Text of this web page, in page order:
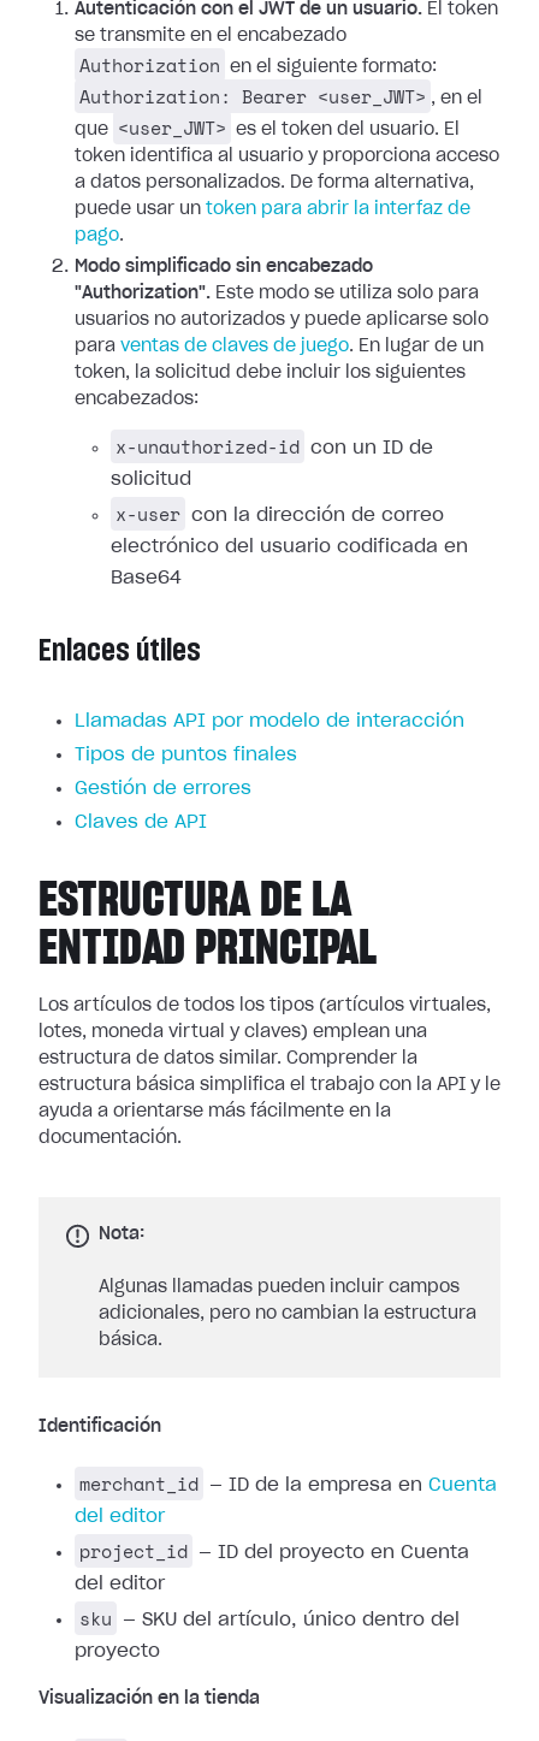
Autenticación con el JWT de un usuario. El token
se transmite en el encabezado
Authorization en el siguiente formato:
Authorization: Bearer <user_JWT> , en el
que
<user_JWT>
es el token del usuario. El
token identifica al usuario y proporciona acceso
a datos personalizados. De forma alternativa,
puede usar un token para abrir la interfaz de
pago.
Modo simplificado sin encabezado
"Authorization". Este modo se utiliza solo para
usuarios no autorizados y puede aplicarse solo
para ventas de claves de juego. En lugar de un
token, la solicitud debe incluir los siguientes
encabezados:
x-unauthorized-id con un ID de
solicitud
x-user con la dirección de correo
electrónico del usuario codificada en
Base64
Enlaces útiles
Llamadas API por modelo de interacción
Tipos de puntos finales
Gestión de errores
Claves de API
ESTRUCTURA DE LA
ENTIDAD PRINCIPAL
Los artículos de todos los tipos (artículos virtuales,
lotes, moneda virtual y claves) emplean una
estructura de datos similar. Comprender la
estructura básica simplifica el trabajo con la API y le
ayuda a orientarse más fácilmente en la
documentación.
Nota:
Algunas llamadas pueden incluir campos
adicionales, pero no cambian la estructura
básica.
Identificación
merchant_id — ID de la empresa en Cuenta
del editor
project_id
— ID del proyecto en Cuenta
del editor
sku
— SKU del artículo, único dentro del
proyecto
Visualización en la tienda